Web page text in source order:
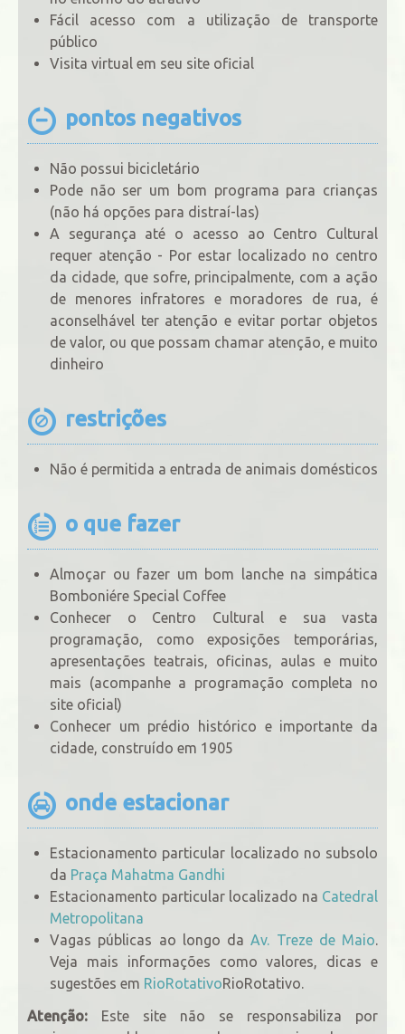
Fácil acesso com a utilização de transporte
público
Visita virtual em seu site oficial
pontos negativos
Não possui bicicletário
Pode não ser um bom programa para crianças
(não há opções para distraí-las)
A segurança até o acesso ao Centro Cultural
requer atenção - Por estar localizado no centro
da cidade, que sofre, principalmente, com a ação
de menores infratores e moradores de rua, é
aconselhável ter atenção e evitar portar objetos
de valor, ou que possam chamar atenção, e muito
dinheiro
restrições
Não é permitida a entrada de animais domésticos
o que fazer
Almoçar ou fazer um bom lanche na simpática
Bomboniére Special Coffee
Conhecer o Centro Cultural e sua vasta
programação, como exposições temporárias,
apresentações teatrais, oficinas, aulas e muito
mais (acompanhe a programação completa no
site oficial)
Conhecer um prédio histórico e importante da
cidade, construído em 1905
onde estacionar
Estacionamento particular localizado no subsolo
da Praça Mahatma Gandhi
Estacionamento particular localizado na Catedral
Metropolitana
Vagas públicas ao longo daAv. Treze de Maio.
Veja mais informações como valores, dicas e
sugestões em RioRotativoRioRotativo.
Atenção: Este site não se responsabiliza por